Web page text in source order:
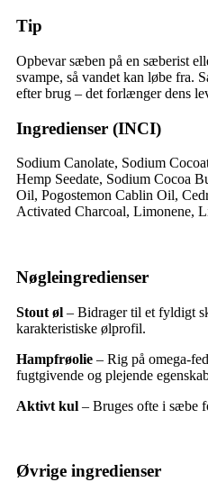
Tip
Opbevar sæben på en sæberist
svampe, så vandet kan løbe fra.
efter brug – det forlænger dens
Ingredienser (INCI)
Sodium Canolate, Sodium
Hemp Seedate, Sodium Cocoa
Oil, Pogostemon Cablin Oil,
Activated Charcoal, Limonene,
Nøgleingredienser
Stout øl – Bidrager til et fyldigt
karakteristiske ølprofil.
Hampfrøolie – Rig på omega-
fugtgivende og plejende
Aktivt kul – Bruges ofte i sæbe
Øvrige ingredienser